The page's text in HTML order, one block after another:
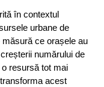
în contextul
urbane de
ce orașele au
numărului de
resursă tot mai
acest